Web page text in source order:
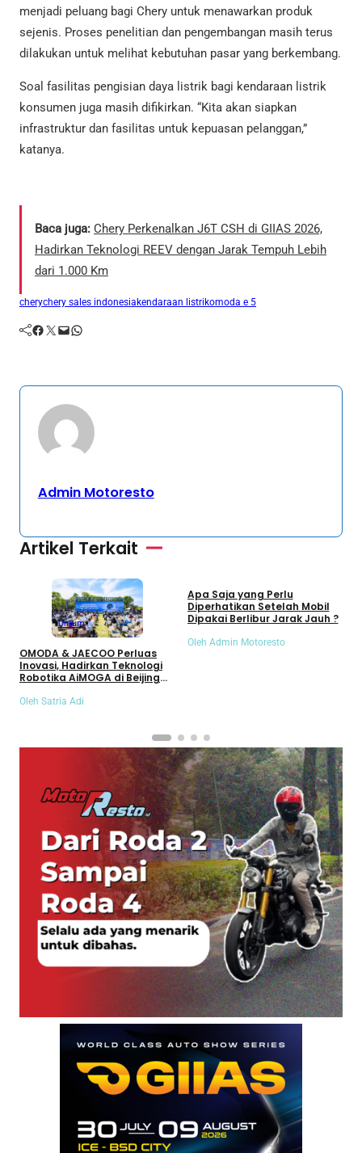
menjadi peluang bagi Chery untuk menawarkan produk
sejenis. Proses penelitian dan pengembangan masih terus
dilakukan untuk melihat kebutuhan pasar yang berkembang.
Soal fasilitas pengisian daya listrik bagi kendaraan listrik
konsumen juga masih difikirkan. “Kita akan siapkan
infrastruktur dan fasilitas untuk kepuasan pelanggan,”
katanya.
Baca juga: Chery Perkenalkan J6T CSH di GIIAS 2026,
Hadirkan Teknologi REEV dengan Jarak Tempuh Lebih
dari 1.000 Km
cherychery sales indonesia kendaraan listrikomoda e 5
Facebook Twitter Mail WhatsApp
Admin Motoresto
Artikel Terkait
Umum
OMODA & JAECOO Perluas
Inovasi, Hadirkan Teknologi
Robotika AiMOGA di Beijing
Oleh Satria Adi
Apa Saja yang Perlu
Diperhatikan Setelah Mobil
Dipakai Berlibur Jarak Jauh ?
Oleh Admin Motoresto